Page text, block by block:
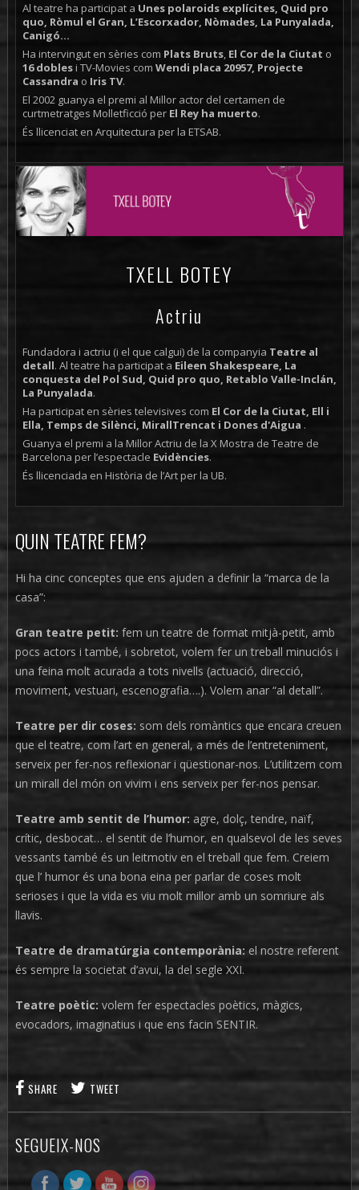
Al teatre ha participat a Unes polaroids explícites, Quid pro
quo, Ròmul el Gran, L’Escorxador, Nòmades, La Punyalada,
Canigó...
Ha intervingut en sèries com Plats Bruts, El Cor de la Ciutat o
16 doblesi TV-Movies com Wendi placa 20957, Projecte
Cassandra o Iris TV.
El 2002 guanya el premi al Millor actor del certamen de
curtmetratges Molletficció per El Rey ha muerto.
És llicenciat en Arquitectura per la ETSAB.
TXELL BOTEY
Actriu
Fundadora i actriu (i el que calgui) de la companyia Teatre al
detall. Al teatre ha participat a Eileen Shakespeare, La
conquesta del Pol Sud, Quid pro quo, Retablo Valle-Inclán,
La Punyalada.
Ha participat en sèries televisives com El Cor de la Ciutat, Ell i
Ella, Temps de Silènci, MirallTrencat i Dones d'Aigua .
Guanya el premi a la Millor Actriu de la X Mostra de Teatre de
Barcelona per l’espectacle Evidències.
És llicenciada en Història de l’Art per la UB.
QUIN TEATRE FEM?
Hi ha cinc conceptes que ens ajuden a definir la “marca de la
casa”:
Gran teatre petit: fem un teatre de format mitjà-petit, amb
pocs actors i també, i sobretot, volem fer un treball minuciós i
una feina molt acurada a tots nivells (actuació, direcció,
moviment, vestuari, escenografia….). Volem anar “al detall”.
Teatre per dir coses: som dels romàntics que encara creuen
que el teatre, com l’art en general, a més de l’entreteniment,
serveix per fer-nos reflexionar i qüestionar-nos. L’utilitzem com
un mirall del món on vivim i ens serveix per fer-nos pensar.
Teatre amb sentit de l’humor: agre, dolç, tendre, naïf,
crític, desbocat… el sentit de l’humor, en qualsevol de les seves
vessants també és un leitmotiv en el treball que fem. Creiem
que l’ humor és una bona eina per parlar de coses molt
serioses i que la vida es viu molt millor amb un somriure als
llavis.
Teatre de dramatúrgia contemporània: el nostre referent
és sempre la societat d’avui, la del segle XXI.
Teatre poètic: volem fer espectacles poètics, màgics,
evocadors, imaginatius i que ens facin SENTIR.
SHARE TWEET
SEGUEIX-NOS